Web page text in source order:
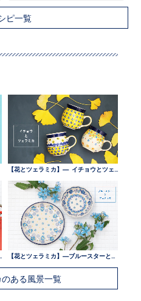
ピ一覧
ある風景一覧